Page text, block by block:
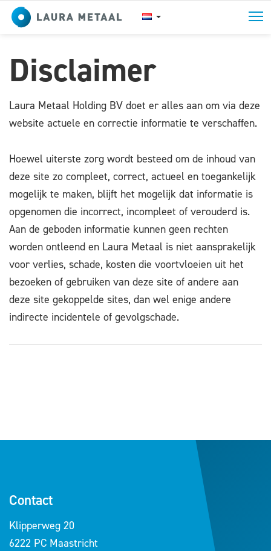
Disclaimer
Laura Metaal Holding BV doet er alles aan om via deze
website actuele en correctie informatie te verschaffen.
Hoewel uiterste zorg wordt besteed om de inhoud van
deze site zo compleet, correct, actueel en toegankelijk
mogelijk te maken, blijft het mogelijk dat informatie is
opgenomen die incorrect, incompleet of verouderd is.
Aan de geboden informatie kunnen geen rechten
worden ontleend en Laura Metaal is niet aansprakelijk
voor verlies, schade, kosten die voortvloeien uit het
bezoeken of gebruiken van deze site of andere aan
deze site gekoppelde sites, dan wel enige andere
indirecte incidentele of gevolgschade.
Contact
Klipperweg 20
6222 PC Maastricht